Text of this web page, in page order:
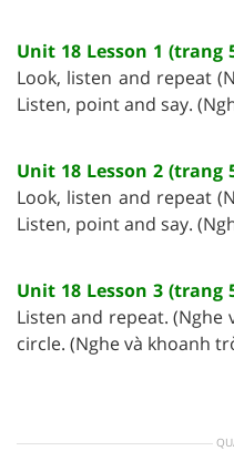
Unit 18 Lesson 1 (trang
Look, listen and repeat
Listen, point and say.
Unit 18 Lesson 2 (trang
Look, listen and repeat
Listen, point and say.
Unit 18 Lesson 3 (trang
Listen and repeat. (Nghe
circle. (Nghe và khoanh